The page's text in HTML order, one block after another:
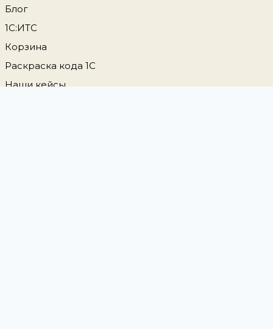
Блог
1С:ИТС
Корзина
Раскраска кода 1С
Наши кейсы